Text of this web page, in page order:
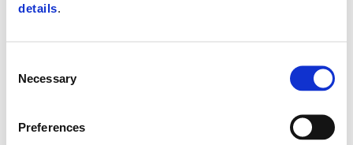
details
Selection
Necessary
Preferences